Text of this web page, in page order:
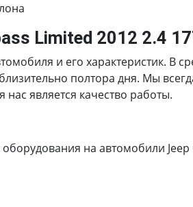
Limited 2012 2.4
и его характеристик. В
полтора дня. Мы
является качество работы.
на автомобили